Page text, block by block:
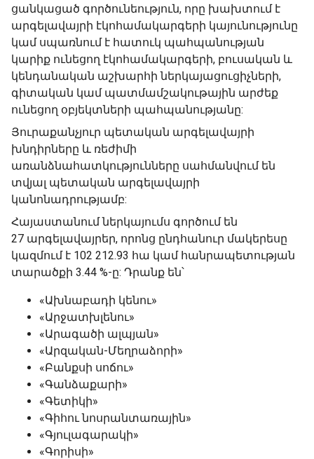
ցանկացած գործունեություն, որը խախտում է
արգելավայրի էկոհամակարգերի կայունությունը
կամ սպառնում է հատուկ պահպանության
կարիք ունեցող էկոհամակարգերի, բուսական և
կենդանական աշխարհի ներկայացուցիչների,
գիտական կամ պատմամշակութային արժեք
ունեցող օբյեկտների պահպանությանը:
Յուրաքանչյուր պետական արգելավայրի
խնդիրները և ռեժիմի
առանձնահատկությունները սահմանվում են
տվյալ պետական արգելավայրի
կանոնադրությամբ:
Հայաստանում ներկայումս գործում են
27 արգելավայրեր, որոնց ընդհանուր մակերեսը
կազմում է 102 212.93 հա կամ հանրապետության
տարածքի 3.44 %-ը: Դրանք են՝
«Ախնաբադի կենու»
«Արջատխլենու»
«Արագածի ալպյան»
«Արզական-Մեղրաձորի»
«Բանքսի սոճու»
«Գանձաքարի»
«Գետիկի»
«Գիհու նոսրանտառային»
«Գյուլագարակի»
«Գորիսի»